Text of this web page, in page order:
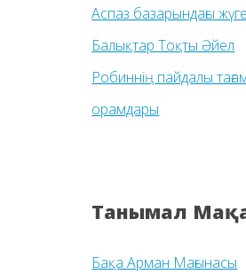
Аспаз базарындағы
Балықтар Тоқты Әйел
Робиннің пайдалы
орамдары
Танымал
Бақа Арман Мағынасы